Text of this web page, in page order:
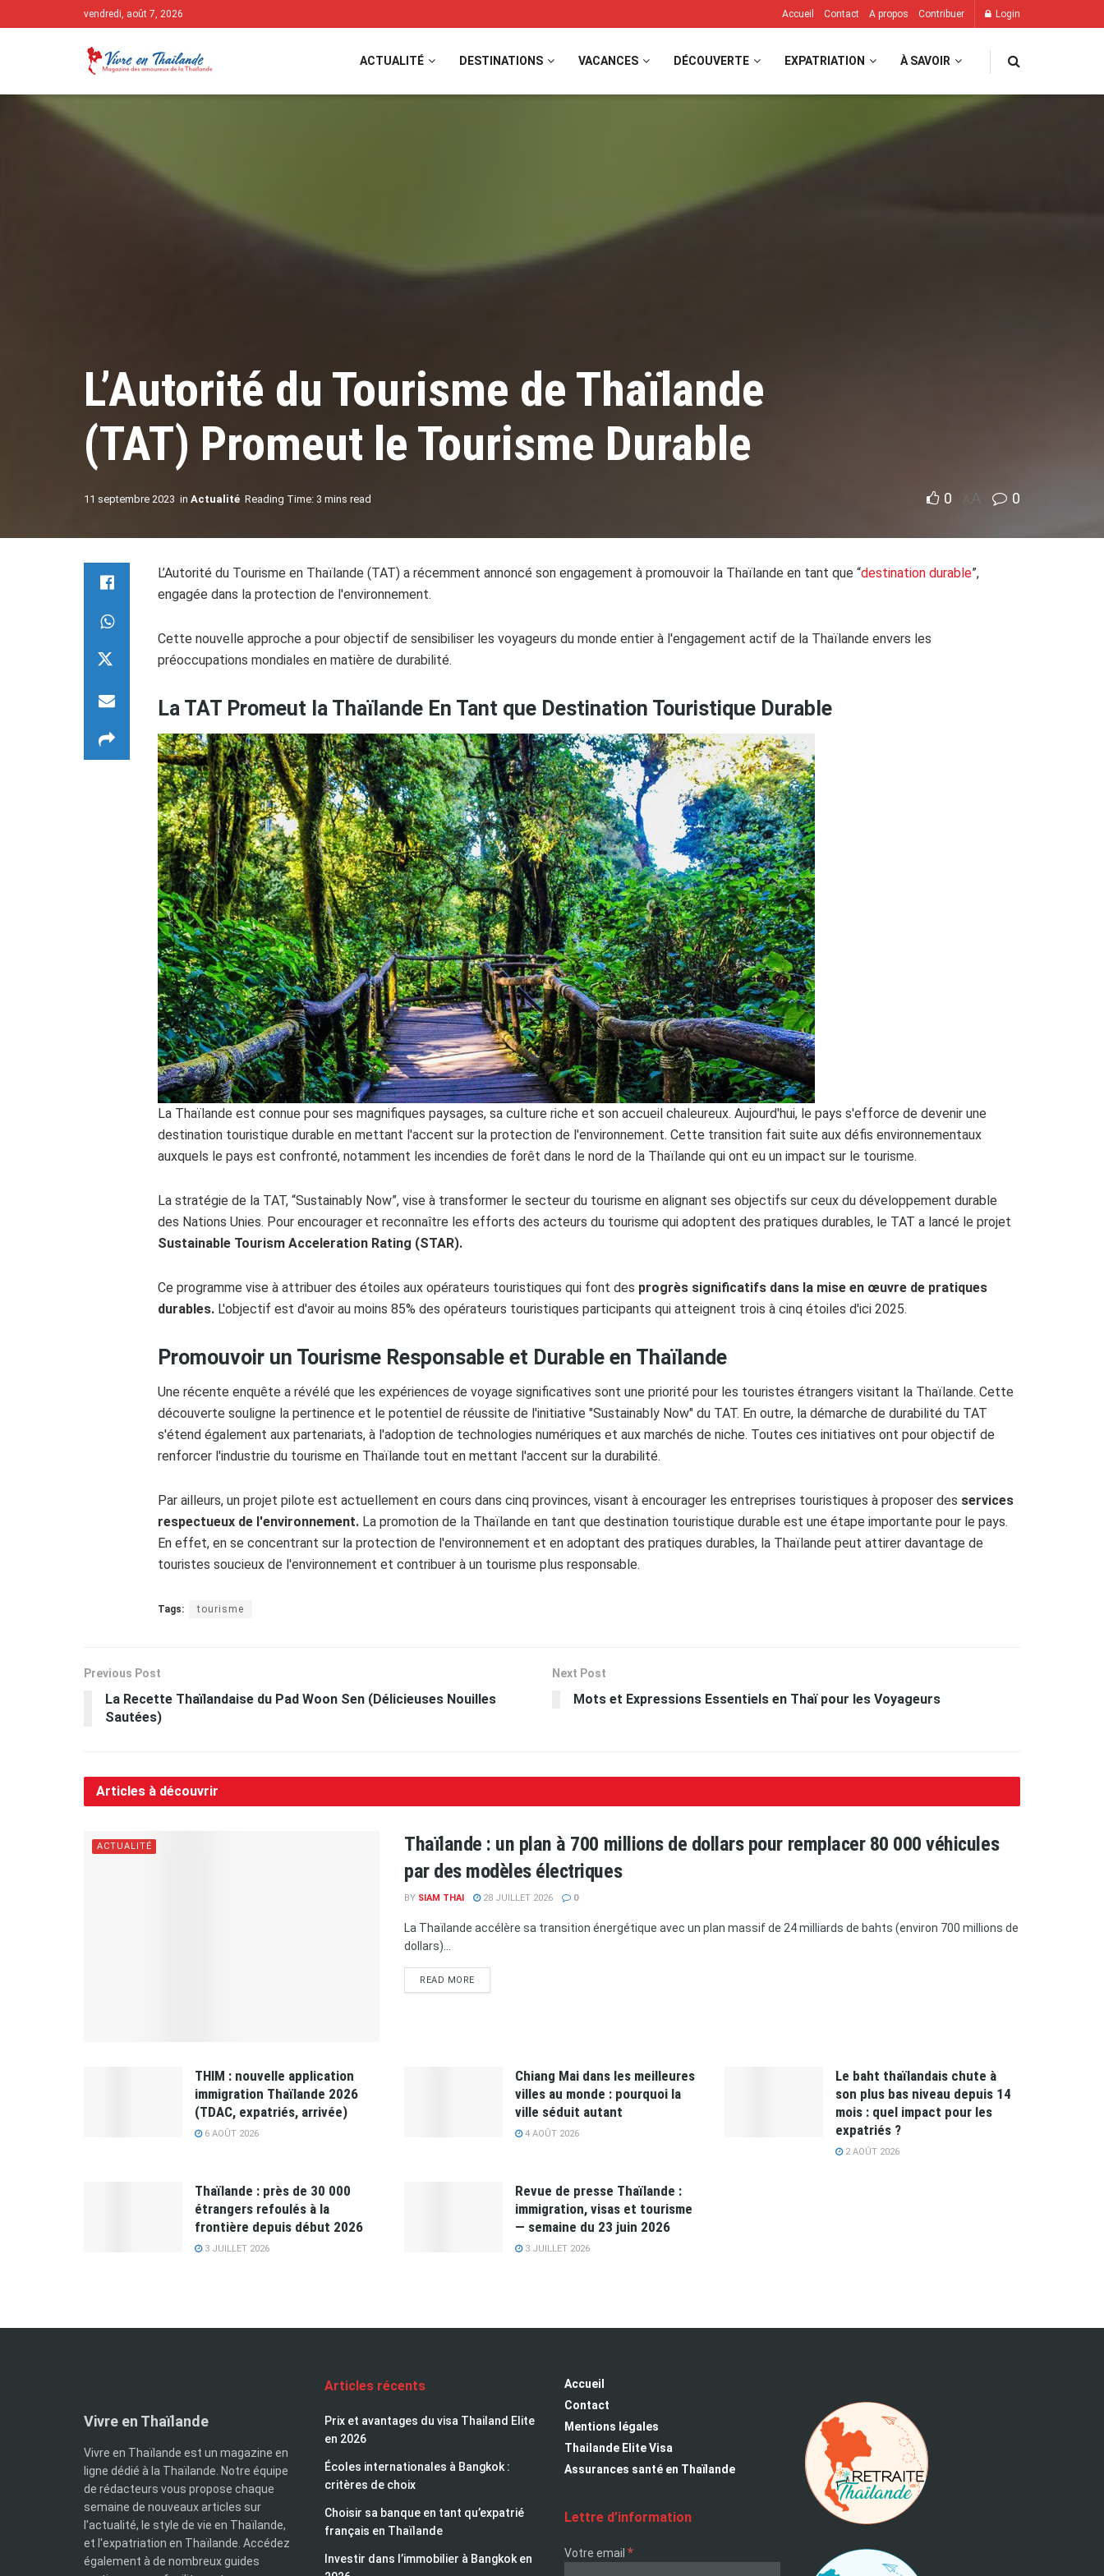
vendredi, août 7, 2026 Accueil Contact A propos Contribuer Login
ACTUALITÉ DESTINATIONS VACANCES DÉCOUVERTE EXPATRIATION À SAVOIR
L’Autorité du Tourisme de Thaïlande
(TAT) Promeut le Tourisme Durable
11 septembre 2023 in Actualité Reading Time: 3 mins read 0 A A 0
L’Autorité du Tourisme en Thaïlande (TAT) a récemment annoncé son engagement à promouvoir la Thaïlande en tant que “destination durable”,
engagée dans la protection de l'environnement.
Cette nouvelle approche a pour objectif de sensibiliser les voyageurs du monde entier à l'engagement actif de la Thaïlande envers les
préoccupations mondiales en matière de durabilité.
La TAT Promeut la Thaïlande En Tant que Destination Touristique Durable
La Thaïlande est connue pour ses magnifiques paysages, sa culture riche et son accueil chaleureux. Aujourd'hui, le pays s'efforce de devenir une
destination touristique durable en mettant l'accent sur la protection de l'environnement. Cette transition fait suite aux défis environnementaux
auxquels le pays est confronté, notamment les incendies de forêt dans le nord de la Thaïlande qui ont eu un impact sur le tourisme.
La stratégie de la TAT, “Sustainably Now”, vise à transformer le secteur du tourisme en alignant ses objectifs sur ceux du développement durable
des Nations Unies. Pour encourager et reconnaître les efforts des acteurs du tourisme qui adoptent des pratiques durables, le TAT a lancé le projet
Sustainable Tourism Acceleration Rating (STAR).
Ce programme vise à attribuer des étoiles aux opérateurs touristiques qui font des progrès significatifs dans la mise en œuvre de pratiques
durables. L'objectif est d'avoir au moins 85% des opérateurs touristiques participants qui atteignent trois à cinq étoiles d'ici 2025.
Promouvoir un Tourisme Responsable et Durable en Thaïlande
Une récente enquête a révélé que les expériences de voyage significatives sont une priorité pour les touristes étrangers visitant la Thaïlande. Cette
découverte souligne la pertinence et le potentiel de réussite de l'initiative "Sustainably Now" du TAT. En outre, la démarche de durabilité du TAT
s'étend également aux partenariats, à l'adoption de technologies numériques et aux marchés de niche. Toutes ces initiatives ont pour objectif de
renforcer l'industrie du tourisme en Thaïlande tout en mettant l'accent sur la durabilité.
Par ailleurs, un projet pilote est actuellement en cours dans cinq provinces, visant à encourager les entreprises touristiques à proposer des services
respectueux de l'environnement. La promotion de la Thaïlande en tant que destination touristique durable est une étape importante pour le pays.
En effet, en se concentrant sur la protection de l'environnement et en adoptant des pratiques durables, la Thaïlande peut attirer davantage de
touristes soucieux de l'environnement et contribuer à un tourisme plus responsable.
Tags: tourisme
Previous Post
La Recette Thaïlandaise du Pad Woon Sen (Délicieuses Nouilles
Sautées)
Next Post
Mots et Expressions Essentiels en Thaï pour les Voyageurs
Articles à découvrir
ACTUALITÉ
Thaïlande : un plan à 700 millions de dollars pour remplacer 80 000 véhicules
par des modèles électriques
BY SIAM THAI 28 JUILLET 2026 0
La Thaïlande accélère sa transition énergétique avec un plan massif de 24 milliards de bahts (environ 700 millions de
dollars)...
READ MORE
THIM : nouvelle application
immigration Thaïlande 2026
(TDAC, expatriés, arrivée)
6 AOÛT 2026
Chiang Mai dans les meilleures
villes au monde : pourquoi la
ville séduit autant
4 AOÛT 2026
Le baht thaïlandais chute à
son plus bas niveau depuis 14
mois : quel impact pour les
expatriés ?
2 AOÛT 2026
Thaïlande : près de 30 000
étrangers refoulés à la
frontière depuis début 2026
3 JUILLET 2026
Revue de presse Thaïlande :
immigration, visas et tourisme
— semaine du 23 juin 2026
3 JUILLET 2026
Vivre en Thaïlande
Vivre en Thaïlande est un magazine en
ligne dédié à la Thaïlande. Notre équipe
de rédacteurs vous propose chaque
semaine de nouveaux articles sur
l'actualité, le style de vie en Thaïlande,
et l'expatriation en Thaïlande. Accédez
également à de nombreux guides
Articles récents
Prix et avantages du visa Thailand Elite
en 2026
Écoles internationales à Bangkok :
critères de choix
Choisir sa banque en tant qu’expatrié
français en Thaïlande
Investir dans l’immobilier à Bangkok en
Accueil
Contact
Mentions légales
Thailande Elite Visa
Assurances santé en Thaïlande
Lettre d’information
Votre email *